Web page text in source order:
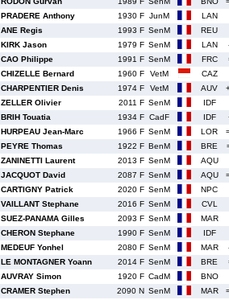
PRADERE Anthony 1930 F JunM
LAN
ANE Regis 1993 F SenM
REU
KIRK Jason 1979 F SenM LAN
CAO Philippe 1991 F SenM FRC
CHIZELLE Bernard 1960 F VetM
CAZ
CHARPENTIER Denis 1974 F VetM AUV
ZELLER Olivier 2011 F SenM
IDF
BRIH Touatia 1934 F CadF IDF
HURPEAU Jean-Marc 1966 F SenM LOR
PEYRE Thomas 1922 F BenM BRE
ZANINETTI Laurent 2013 F SenM
AQU
JACQUOT David 2087 F SenM AQU
CARTIGNY Patrick 2020 F SenM
NPC
VAILLANT Stephane 2016 F SenM
CVL
SUEZ-PANAMA Gilles 2093 F SenM
MAR
CHERON Stephane 1990 F SenM
IDF
MEDEUF Yonhel 2080 F SenM MAR
LE MONTAGNER Yoann 2014 F SenM BRE
AUVRAY Simon 1920 F CadM
BNO
CRAMER Stephen 2090 N SenM MAR